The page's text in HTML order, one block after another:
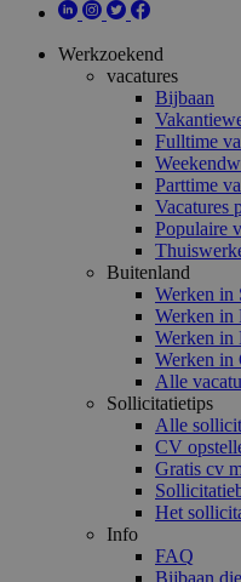
Werkzoekend
vacatures
Bijbaan
Fulltime
Parttime
Vacatures
Populaire
Buitenland
Werken in
Werken in
Werken in
Werken in
Alle
Sollicitatietips
Alle
CV
Gratis cv
Het
Info
FAQ
Bijbaan